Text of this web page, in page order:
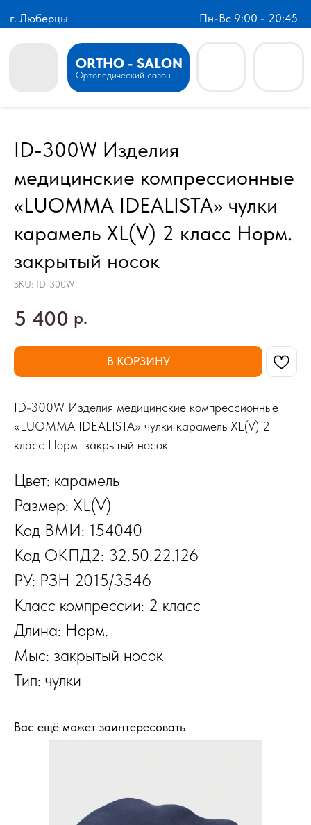
г. Люберцы Пн-Вс 9:00 - 20:45
ORTHO - SALON
Ортопедический салон
ID-300W Изделия
медицинские компрессионные
«LUOMMA IDEALISTA» чулки
карамель XL(V) 2 класс Норм.
закрытый носок
SKU: ID-300W
5 400 р.
В КОРЗИНУ
ID-300W Изделия медицинские компрессионные
«LUOMMA IDEALISTA» чулки карамель XL(V) 2
класс Норм. закрытый носок
Цвет: карамель
Размер: XL(V)
Код ВМИ: 154040
Код ОКПД2: 32.50.22.126
РУ: РЗН 2015/3546
Класс компрессии: 2 класс
Длина: Норм.
Мыс: закрытый носок
Тип: чулки
Вас ещё может заинтересовать